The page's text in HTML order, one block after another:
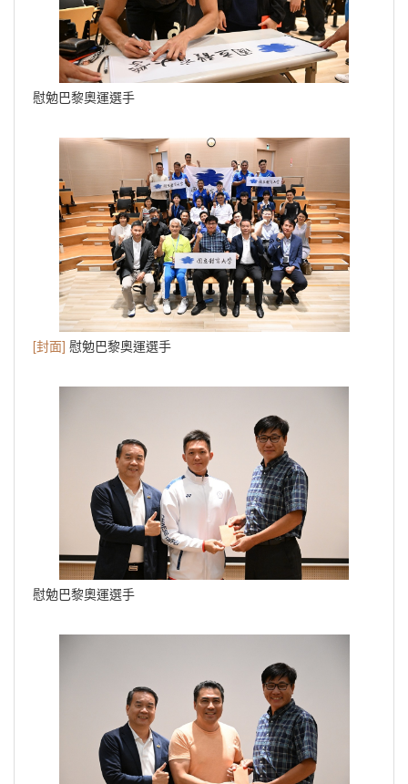
慰勉巴黎奧運選手
[封面] 慰勉巴黎奧運選手
慰勉巴黎奧運選手